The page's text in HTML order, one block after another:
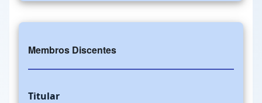
Membros Discentes
Titular